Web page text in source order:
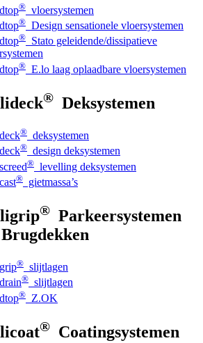
® vloersystemen
® Design sensationele vloersystemen
® Stato geleidende/dissipatieve
® E.lo laag oplaadbare vloersystemen
® Deksystemen
® deksystemen
® design deksystemen
® levelling deksystemen
® gietmassa’s
® Parkeersystemen
® slijtlagen
® slijtlagen
® Z.OK
® Coatingsystemen